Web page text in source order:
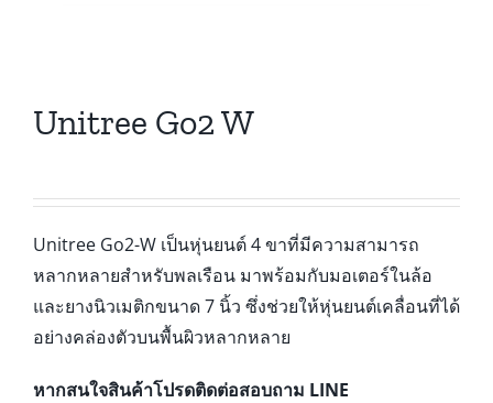
Unitree Go2 W
Unitree Go2-W เป็นหุ่นยนต์ 4 ขาที่มีความสามารถ
หลากหลายสำหรับพลเรือน มาพร้อมกับมอเตอร์ในล้อ
และยางนิวเมติกขนาด 7 นิ้ว ซึ่งช่วยให้หุ่นยนต์เคลื่อนที่ได้
อย่างคล่องตัวบนพื้นผิวหลากหลาย
หากสนใจสินค้าโปรดติดต่อสอบถาม LINE